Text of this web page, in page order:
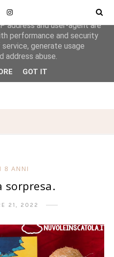
8 ANNI
sorpresa.
21, 2022
Google to deliver its services
address and user-agent are
performance and security
generate usage
abuse.
GOT IT